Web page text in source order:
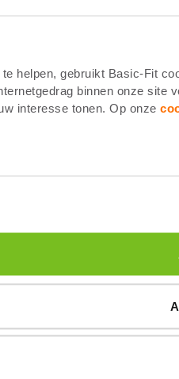
helpen, gebruikt Basic-Fit
binnen onze site
interesse tonen. Op onze